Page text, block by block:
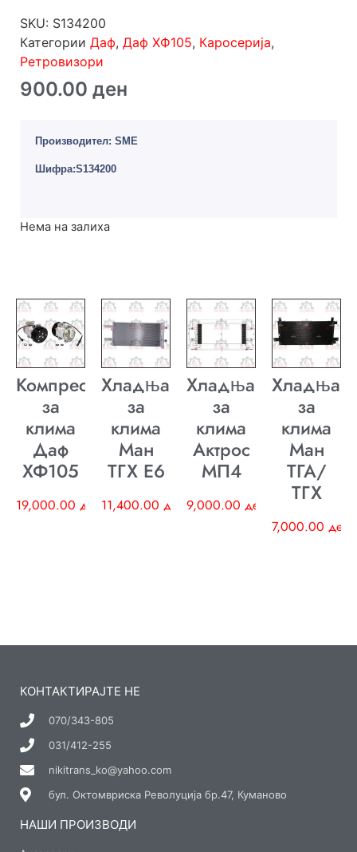
SKU: S134200
Категории Даф, Даф ХФ105, Каросерија,
Ретровизори
900.00 ден
Производител: SME
Шифра:S134200
Нема на залиха
Компресор
за
клима
Даф
ХФ105
19,000.00 ден
Хладњак
за
клима
Ман
ТГХ E6
11,400.00 ден
Хладњак
за
клима
Актрос
МП4
9,000.00 ден
Хладњак
за
клима
Ман
ТГА/
ТГХ
7,000.00 ден
КОНТАКТИРАЈТЕ НЕ
070/343-805
031/412-255
nikitrans_ko@yahoo.com
бул. Октомвриска Револуција бр.47, Куманово
НАШИ ПРОИЗВОДИ